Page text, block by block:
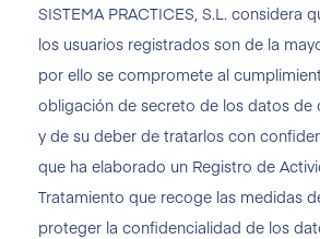
SISTEMA PRACTICES, S.L. considera
los usuarios registrados son de la
por ello se compromete al
obligación de secreto de los datos de
y de su deber de tratarlos con
que ha elaborado un Registro de
Tratamiento que recoge las medidas
proteger la confidencialidad de los